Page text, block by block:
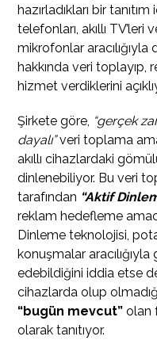
hazırladıkları bir
telefonları, akıllı
mikrofonlar
hakkında veri
hizmet verdiklerini
Şirkete göre, “gerçek
dayalı”veri toplama
akıllı cihazlardaki
dinlenebiliyor. Bu veri
tarafından “Aktif
reklam hedefleme
Dinleme teknolojisi,
konuşmalar
edebildiğini iddia etse
cihazlarda olup
“bugün mevcut” olan
olarak tanıtıyor.